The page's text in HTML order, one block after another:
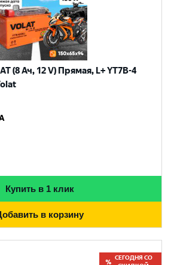
(8 Ач, 12 V) Прямая, L+ YT7B-4
Купить в 1 клик
в корзину
СЕГОДНЯ СО